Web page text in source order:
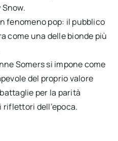
fenomeno pop: il pubblico
come una delle bionde più
Somers si impone come
del proprio valore
per la parità
dell’epoca.